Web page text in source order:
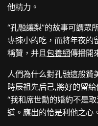
他精力。
“孔融讓梨”的故事可謂眾
專揀小的吃，而將年夜的
稱贊，并且包養網傳播開
人們為什么對孔融這般贊
時辰祖先后己,將好的留
“我和席世勳的婚約不是
道。應出的恰是利他之心